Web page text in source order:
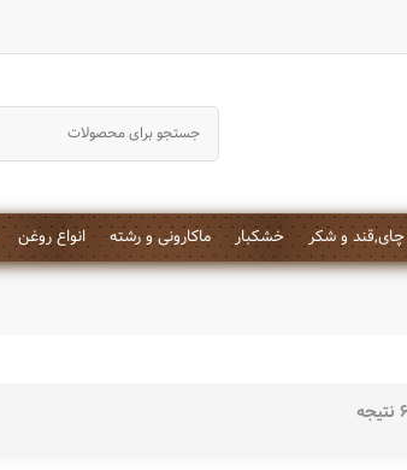
جستجو کردن
چای,قند و شکر خشکبار ماکارونی و رشته انواع روغن